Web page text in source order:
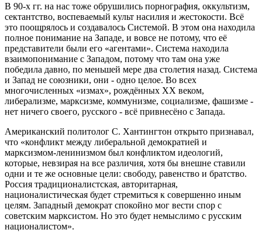
В 90-х гг. на нас тоже обрушились порнография, оккультизм,
сектантство, воспеваемый культ насилия и жестокости. Всё
это поощрялось и создавалось Системой. В этом она находила
полное понимание на Западе, и вовсе не потому, что её
представители были его «агентами». Система находила
взаимопонимание с Западом, потому что там она уже
победила давно, по меньшей мере два столетия назад. Система
и Запад не союзники, они - одно целое. Во всех
многочисленных «измах», рождённых ХХ веком,
либерализме, марксизме, коммунизме, социализме, фашизме -
нет ничего своего, русского - всё привнесёно с Запада.
Американский политолог С. Хантингтон открыто признавал,
что «конфликт между либеральной демократией и
марксизмом-ленинизмом был конфликтом идеологий,
которые, невзирая на все различия, хотя бы внешне ставили
одни и те же основные цели: свободу, равенство и братство.
Россия традиционалистская, авторитарная,
националистическая будет стремиться к совершенно иным
целям. Западный демократ спокойно мог вести спор с
советским марксистом. Но это будет немыслимо с русским
националистом».